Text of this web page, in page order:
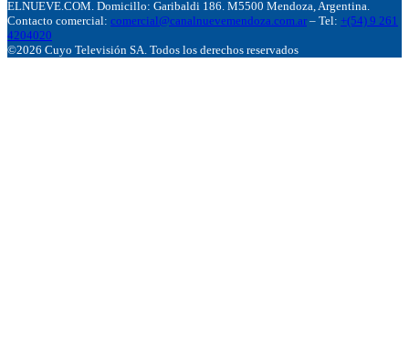
ELNUEVE.COM. Domicillo: Garibaldi 186. M5500 Mendoza, Argentina.
Contacto comercial: comercial@canalnuevemendoza.com.ar – Tel: +(54) 9 261
4204020
©2026 Cuyo Televisión SA. Todos los derechos reservados